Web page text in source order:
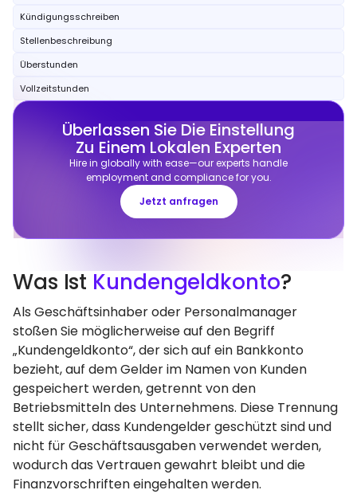
Kündigungsschreiben
Stellenbeschreibung
Überstunden
Vollzeitstunden
Überlassen Sie Die Einstellung
Zu Einem Lokalen Experten
Hire in globally with ease—our experts handle
employment and compliance for you.
Jetzt anfragen
Was Ist Kundengeldkonto?
Als Geschäftsinhaber oder Personalmanager
stoßen Sie möglicherweise auf den Begriff
„Kundengeldkonto“, der sich auf ein Bankkonto
bezieht, auf dem Gelder im Namen von Kunden
gespeichert werden, getrennt von den
Betriebsmitteln des Unternehmens. Diese Trennung
stellt sicher, dass Kundengelder geschützt sind und
nicht für Geschäftsausgaben verwendet werden,
wodurch das Vertrauen gewahrt bleibt und die
Finanzvorschriften eingehalten werden.